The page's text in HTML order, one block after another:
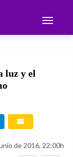
Toggle
luz y el
de 2016, 22:00h